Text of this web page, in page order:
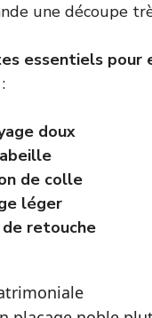
une découpe
essentiels pour
:
doux
de colle
léger
de retouche